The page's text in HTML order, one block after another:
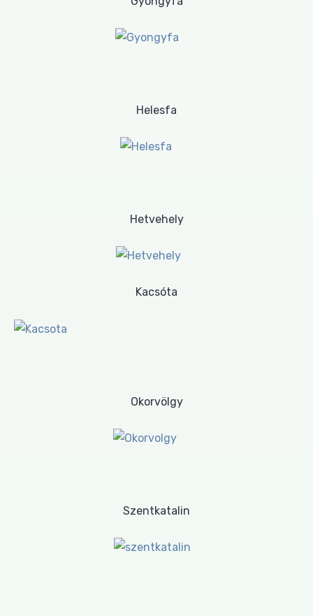
Helesfa
Hetvehely
Kacsóta
Okorvölgy
Szentkatalin